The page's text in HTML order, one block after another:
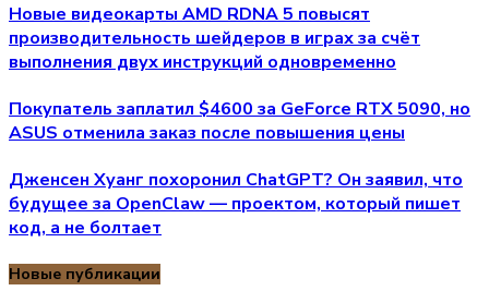
Новые видеокарты AMD RDNA 5 повысят
производительность шейдеров в играх за счёт
выполнения двух инструкций одновременно
Покупатель заплатил $4600 за GeForce RTX 5090, но
ASUS отменила заказ после повышения цены
Дженсен Хуанг похоронил ChatGPT? Он заявил, что
будущее за OpenClaw — проектом, который пишет
код, а не болтает
Новые публикации